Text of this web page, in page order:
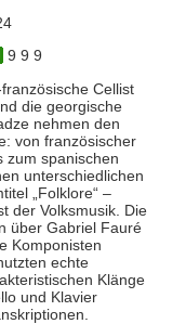
9 9 9
Cellist
die georgische
nehmen den
von französischer
zum spanischen
unterschiedlichen
„Folklore“ –
der Volksmusik. Die
über Gabriel Fauré
Komponisten
echte
Klänge
und Klavier